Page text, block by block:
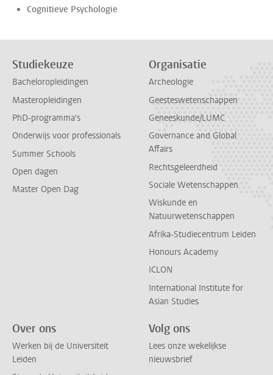
Cognitieve Psychologie
Studiekeuze
Bacheloropleidingen
Masteropleidingen
PhD-programma's
Onderwijs voor professionals
Summer Schools
Open dagen
Master Open Dag
Organisatie
Archeologie
Geesteswetenschappen
Geneeskunde/LUMC
Governance and Global
Affairs
Rechtsgeleerdheid
Sociale Wetenschappen
Wiskunde en
Natuurwetenschappen
Afrika-Studiecentrum Leiden
Honours Academy
ICLON
International Institute for
Asian Studies
Over ons
Werken bij de Universiteit
Leiden
Volg ons
Lees onze wekelijkse
nieuwsbrief